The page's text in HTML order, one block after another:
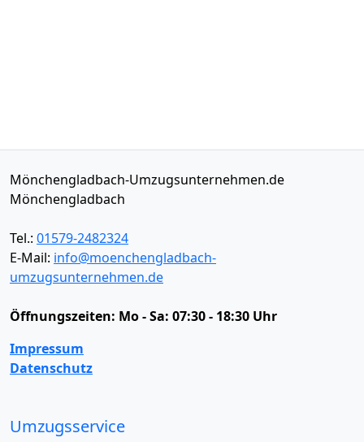
Mönchengladbach-Umzugsunternehmen.de
Mönchengladbach
Tel.: 01579-2482324
E-Mail: info@moenchengladbach-
umzugsunternehmen.de
Öffnungszeiten: Mo - Sa: 07:30 - 18:30 Uhr
Impressum
Datenschutz
Umzugsservice